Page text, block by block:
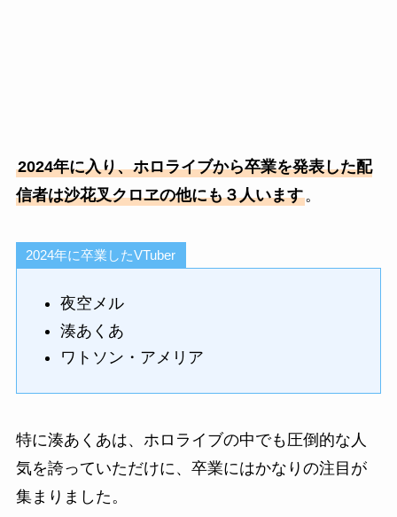
2024年に入り、ホロライブから卒業を発表した配
信者は沙花叉クロヱの他にも３人います。
2024年に卒業したVTuber
夜空メル
湊あくあ
ワトソン・アメリア
特に湊あくあは、ホロライブの中でも圧倒的な人
気を誇っていただけに、卒業にはかなりの注目が
集まりました。